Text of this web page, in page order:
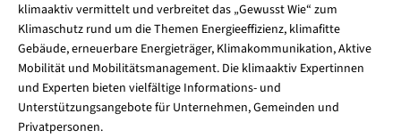
klimaaktiv vermittelt und verbreitet das „Gewusst Wie“ zum
Klimaschutz rund um die Themen Energieeffizienz, klimafitte
Gebäude, erneuerbare Energieträger, Klimakommunikation, Aktive
Mobilität und Mobilitätsmanagement. Die klimaaktiv Expertinnen
und Experten bieten vielfältige Informations- und
Unterstützungsangebote für Unternehmen, Gemeinden und
Privatpersonen.